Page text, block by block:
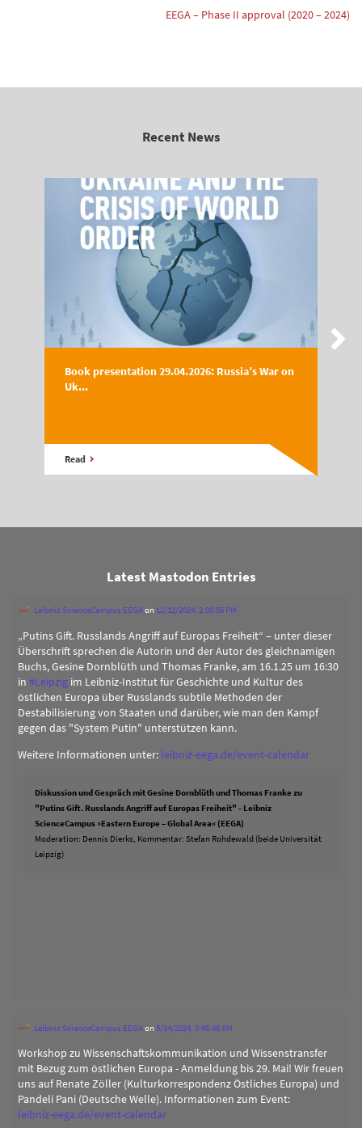
EEGA – Phase II approval (2020 – 2024)
Recent News
Book presentation 29.04.2026: Russia’s War on
Uk...
Read
Latest Mastodon Entries
Leibniz ScienceCampus EEGAon 12/12/2024, 2:00:56 PM
„Putins Gift. Russlands Angriff auf Europas Freiheit“ – unter dieser
Überschrift sprechen die Autorin und der Autor des gleichnamigen
Buchs, Gesine Dornblüth und Thomas Franke, am 16.1.25 um 16:30
in #Leipzig im Leibniz-Institut für Geschichte und Kultur des
östlichen Europa über Russlands subtile Methoden der
Destabilisierung von Staaten und darüber, wie man den Kampf
gegen das "System Putin" unterstützen kann.
Weitere Informationen unter: leibniz-eega.de/event-calendar
Diskussion und Gespräch mit Gesine Dornblüth und Thomas Franke zu
"Putins Gift. Russlands Angriff auf Europas Freiheit" - Leibniz
ScienceCampus »Eastern Europe – Global Area« (EEGA)
Moderation: Dennis Dierks, Kommentar: Stefan Rohdewald (beide Universität
Leipzig)
Leibniz ScienceCampus EEGAon5/14/2024, 5:46:48 AM
Workshop zu Wissenschaftskommunikation und Wissenstransfer
mit Bezug zum östlichen Europa - Anmeldung bis 29. Mai! Wir freuen
uns auf Renate Zöller (Kulturkorrespondenz Östliches Europa) und
Pandeli Pani (Deutsche Welle). Informationen zum Event:
leibniz-eega.de/event-calendar